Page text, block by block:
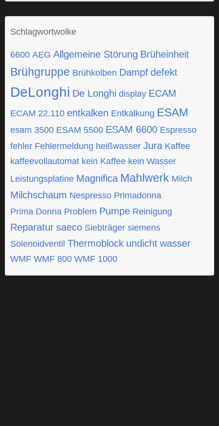
Schlagwortwolke
6600 AEG Allgemeine Störung Brüheinheit
Brühgruppe Brühkolben Dampf defekt
DeLonghi De Longhi display ECAM
ECAM 22.110 entkalken Entkalkung ESAM
esam 3500 ESAM 5500 ESAM 6600 Espresso
fehler Fehlermeldung heißwasser Jura Kaffee
kaffeevollautomat kein Kaffee kein Wasser
Leistungsplatine Magnifica Mahlwerk Milch
Milchschaum Nespresso Primadonna
Prima Donna Problem Pumpe Reinigung
Reparatur saeco Siebträger siemens
Solenoidventil Thermoblock undicht wasser
WMF WMF 800 WMF 1000